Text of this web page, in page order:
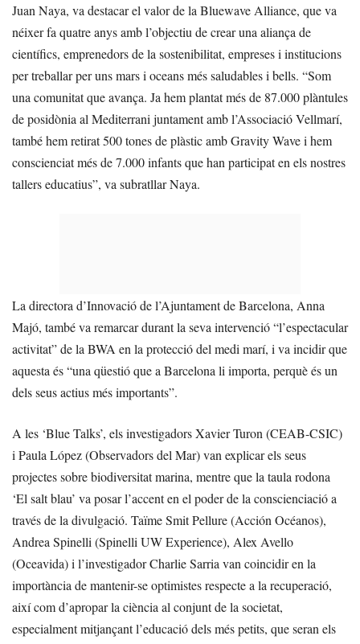
Juan Naya, va destacar el valor de la Bluewave Alliance, que va
néixer fa quatre anys amb l’objectiu de crear una aliança de
científics, emprenedors de la sostenibilitat, empreses i institucions
per treballar per uns mars i oceans més saludables i bells. “Som
una comunitat que avança. Ja hem plantat més de 87.000 plàntules
de posidònia al Mediterrani juntament amb l’Associació Vellmarí,
també hem retirat 500 tones de plàstic amb Gravity Wave i hem
conscienciat més de 7.000 infants que han participat en els nostres
tallers educatius”, va subratllar Naya.
La directora d’Innovació de l’Ajuntament de Barcelona, Anna
Majó, també va remarcar durant la seva intervenció “l’espectacular
activitat” de la BWA en la protecció del medi marí, i va incidir que
aquesta és “una qüestió que a Barcelona li importa, perquè és un
dels seus actius més importants”.
A les ‘Blue Talks’, els investigadors Xavier Turon (CEAB-CSIC)
i Paula López (Observadors del Mar) van explicar els seus
projectes sobre biodiversitat marina, mentre que la taula rodona
‘El salt blau’ va posar l’accent en el poder de la conscienciació a
través de la divulgació. Taïme Smit Pellure (Acción Océanos),
Andrea Spinelli (Spinelli UW Experience), Alex Avello
(Oceavida) i l’investigador Charlie Sarria van coincidir en la
importància de mantenir-se optimistes respecte a la recuperació,
així com d’apropar la ciència al conjunt de la societat,
especialment mitjançant l’educació dels més petits, que seran els